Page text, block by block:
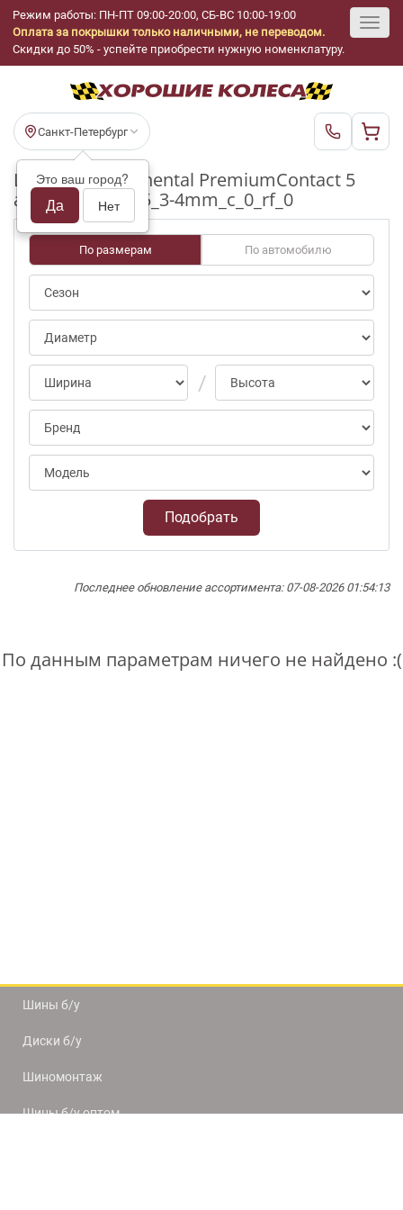
Режим работы: ПН-ПТ 09:00-20:00, СБ-ВС 10:00-19:00
Оплата за покрышки только наличными, не переводом.
Скидки до 50% - успейте приобрести нужную номенклатуру.
Санкт-Петербург
Это ваш город?
Да Нет
Шины бу Continental PremiumContact 5
ap/0 R17_235_65_3-4mm_c_0_rf_0
По размерам По автомобилю
Подобрать
Последнее обновление ассортимента: 07-08-2026 01:54:13
По данным параметрам ничего не найдено :(
Шины б/у
Диски б/у
Шиномонтаж
Шины б/у оптом